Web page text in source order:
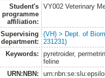
Student's
programme
affiliation:
VY002 Veterinary
Supervising
department:
(VH) > Dept. of
231231)
Keywords:
pyretroider,
feline
URN:NBN: